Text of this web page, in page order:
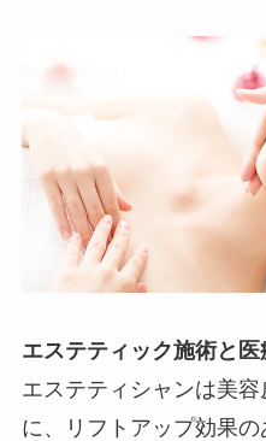
エステティック施術と
エステティシャンは美
に、リフトアップ効果